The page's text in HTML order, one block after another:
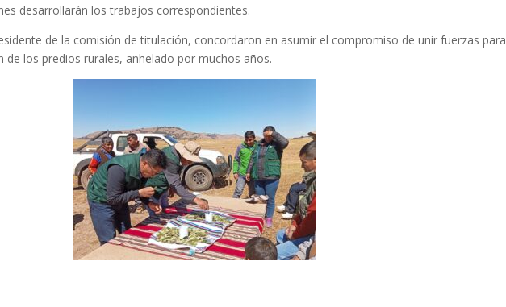
desarrollarán los trabajos correspondientes.
de la comisión de titulación, concordaron en asumir el compromiso de unir fuerzas para
los predios rurales, anhelado por muchos años.